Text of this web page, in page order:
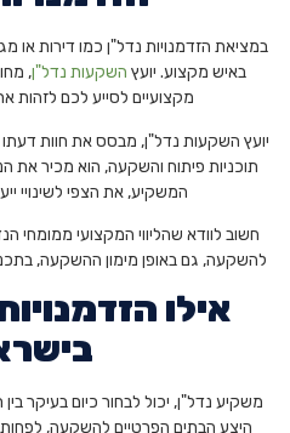
במציאת הזדמנויות נדל"ן כמו דירות או
באיש מקצוע. יועץ השקעות נדל"ן,
מקצועיים לסייע לכם לזהות
יועץ השקעות נדל"ן, מבסס את חוות דעתו
תוכניות פיתוח והשקעה, הוא מכיר את
המשקיע, את הצפי לשינויי
חשוב לוודא שהליווי המקצועי ממומחי
להשקעה, גם באופן מימון ההשקעה,
אילו
משקיע נדל"ן, יכול לבחור כיום בעיקר
היצע הבתים הפרטיים להשקעה,